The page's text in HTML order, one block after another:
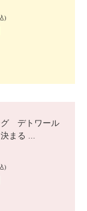
)
デトワール
まる ...
)